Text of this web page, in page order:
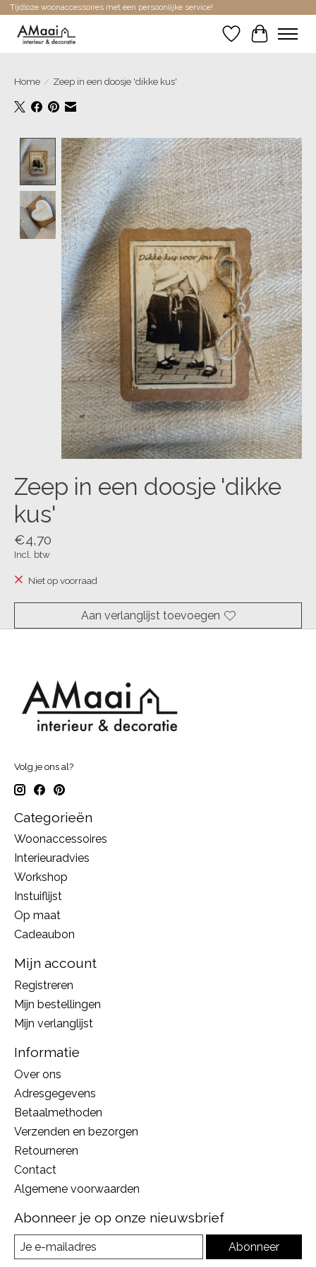
Tijdloze woonaccessoires met een persoonlijke service!
Verlanglijst
Home / Zeep in een doosje 'dikke kus'
Product image slideshow Items
Zeep in een doosje 'dikke
kus'
€4,70
Incl. btw
Niet op voorraad
Aan verlanglijst toevoegen
Volg je ons al?
Categorieën
Woonaccessoires
Interieuradvies
Workshop
Instuiflijst
Op maat
Cadeaubon
Mijn account
Registreren
Mijn bestellingen
Mijn verlanglijst
Informatie
Over ons
Adresgegevens
Betaalmethoden
Verzenden en bezorgen
Retourneren
Contact
Algemene voorwaarden
Abonneer je op onze nieuwsbrief
Abonneer